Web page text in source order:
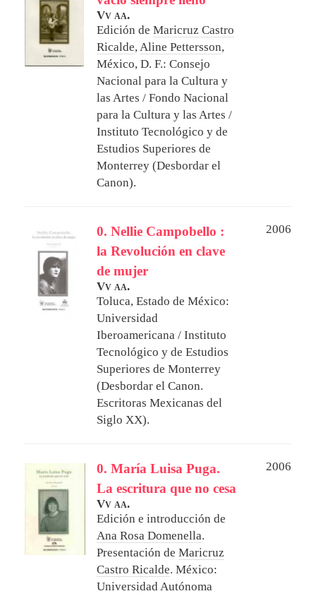
Vv aa.
Edición de Maricruz Castro
Ricalde,Aline Pettersson,
México, D. F.: Consejo
Nacional para la Cultura y
las Artes / Fondo Nacional
para la Cultura y las Artes /
Instituto Tecnológico y de
Estudios Superiores de
Monterrey (Desbordar el
Canon).
0. Nellie Campobello :
la Revolución en clave
de mujer
2006
Vv aa.
Toluca, Estado de México:
Universidad
Iberoamericana / Instituto
Tecnológico y de Estudios
Superiores de Monterrey
(Desbordar el Canon.
Escritoras Mexicanas del
Siglo XX).
0. María Luisa Puga.
La escritura que no cesa
2006
Vv aa.
Edición e introducción de
Ana Rosa Domenella.
Presentación de Maricruz
Castro Ricalde. México:
Universidad Autónoma